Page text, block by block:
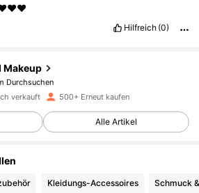
Hilfreich (0)
Makeup
Durchsuchen
verkauft 500+ Erneut kaufen
Alle Artikel
Kleidungs-Accessoires Schmuck